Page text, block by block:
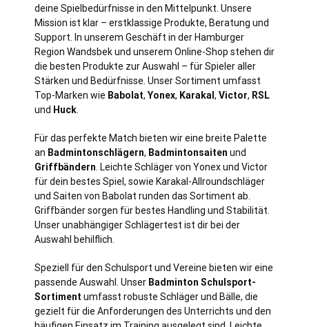
deine Spielbedürfnisse in den Mittelpunkt. Unsere
Mission ist klar – erstklassige Produkte, Beratung und
Support. In unserem Geschäft in der Hamburger
Region Wandsbek und unserem Online-Shop stehen dir
die besten Produkte zur Auswahl – für Spieler aller
Stärken und Bedürfnisse. Unser Sortiment umfasst
Top-Marken wie Babolat, Yonex, Karakal , Victor, RSL
und Huck
Für das perfekte Match bieten wir eine breite Palette
an Badmintonschlägern, Badmintonsaiten und
Griffbändern . Leichte Schläger von Yonex und Victor
für dein bestes Spiel, sowie Karakal-Allroundschläger
und Saiten von Babolat runden das Sortiment ab.
Griffbänder sorgen für bestes Handling und Stabilität.
Unser unabhängiger Schlägertest ist dir bei der
Auswahl behilflich.
Speziell für den Schulsport und Vereine bieten wir eine
passende Auswahl. Unser Badminton Schulsport-
Sortiment umfasst robuste Schläger und Bälle, die
gezielt für die Anforderungen des Unterrichts und den